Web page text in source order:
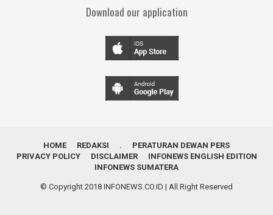
Download our application
HOME REDAKSI .
PERATURAN DEWAN PERS
PRIVACY POLICY
DISCLAIMER
INFONEWS ENGLISH EDITION
INFONEWS SUMATERA
© Copyright 2018 INFONEWS.CO.ID | All Right Reserved